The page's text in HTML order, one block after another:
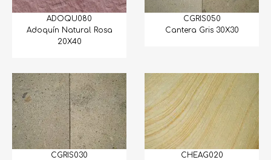
ADOQU080
Adoquín Natural Rosa
20X40
CGRIS050
Cantera Gris 30X30
CGRIS030
CHEAG020